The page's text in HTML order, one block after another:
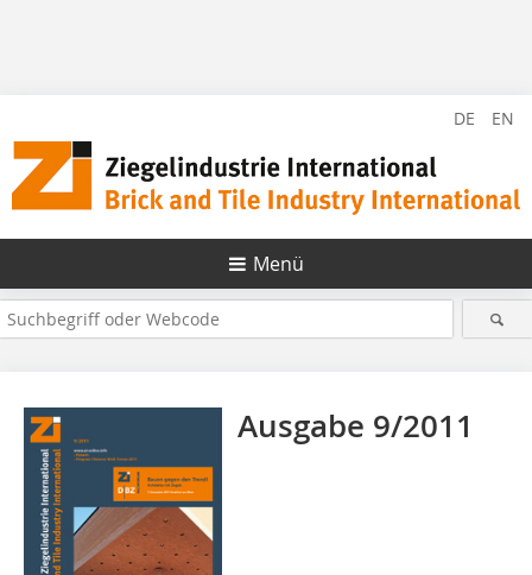
DE EN
Menü
Ausgabe 9/2011